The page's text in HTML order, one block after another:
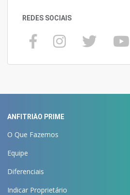
REDES SOCIAIS
ANFITRIÃO PRIME
O Que Fazemos
Equipe
Diferenciais
Indicar Proprietário